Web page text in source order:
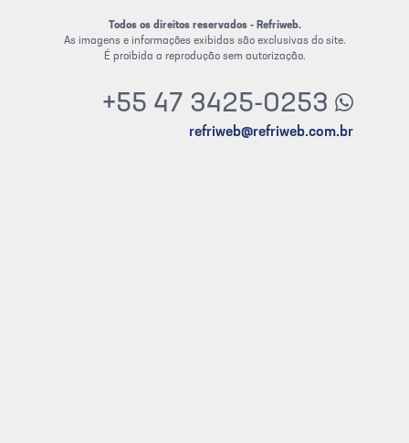
Todos os direitos reservados - Refriweb.
As imagens e informações exibidas são exclusivas do site.
É proibida a reprodução sem autorização.
+55 47 3425-0253
refriweb@refriweb.com.br